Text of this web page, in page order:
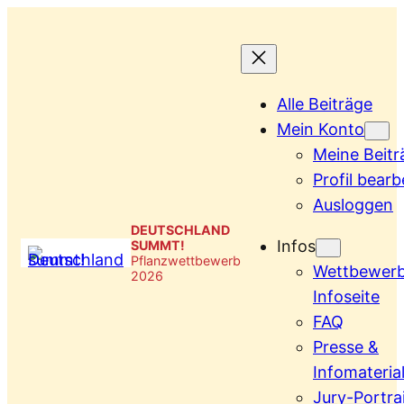
DEUTSCHLAND
SUMMT!
Pflanzwettbewerb
2026
Alle Beiträge
Mein Konto
Meine
Profil
Ausloggen
Infos
Infoseite
FAQ
Presse &
Infomaterial
Jury-